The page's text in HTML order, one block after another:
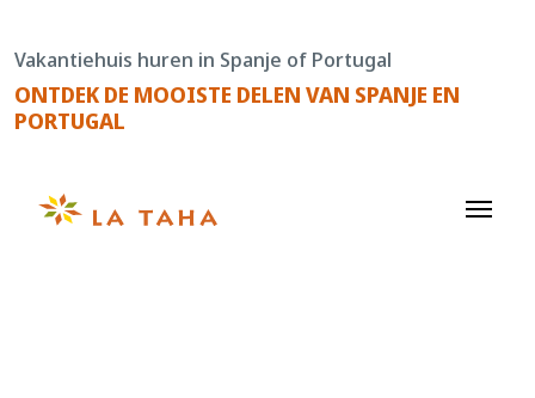
de
content
Vakantiehuis huren in Spanje of Portugal
ONTDEK DE MOOISTE DELEN VAN SPANJE EN
PORTUGAL